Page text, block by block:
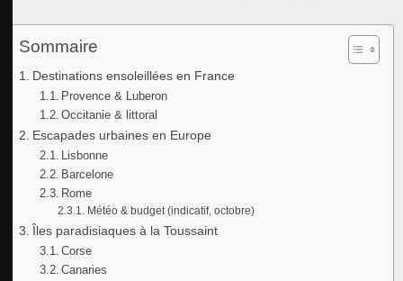
Sommaire
Destinations ensoleillées en France
Provence & Luberon
Occitanie & littoral
Escapades urbaines en Europe
Lisbonne
Barcelone
Rome
Météo & budget (indicatif, octobre)
Îles paradisiaques à la Toussaint
Corse
Canaries